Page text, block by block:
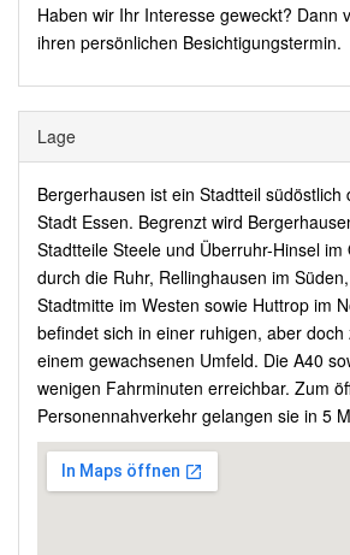
Haben wir Ihr Interesse geweckt? Dann
ihren persönlichen Besichtigungstermin.
Lage
Bergerhausen ist ein Stadtteil südöstlich
Stadt Essen. Begrenzt wird
Stadtteile Steele und Überruhr-Hinsel im
durch die Ruhr, Rellinghausen im
Stadtmitte im Westen sowie Huttrop im
befindet sich in einer ruhigen, aber
einem gewachsenen Umfeld. Die A40
wenigen Fahrminuten erreichbar. Zum
Personennahverkehr gelangen sie in 5